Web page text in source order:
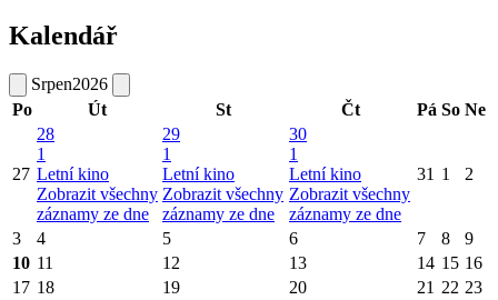
Kalendář
Srpen2026
Po
Út St Čt Pá So Ne
27
28
1
Letní kino
Zobrazit všechny
záznamy ze dne
29
1
Letní kino
Zobrazit všechny
záznamy ze dne
30
1
Letní kino
Zobrazit všechny
záznamy ze dne
31 1 2
3 4 5 6 7 8
9
10 11 12 13 14 15 16
17 18 19 20 21 22 23